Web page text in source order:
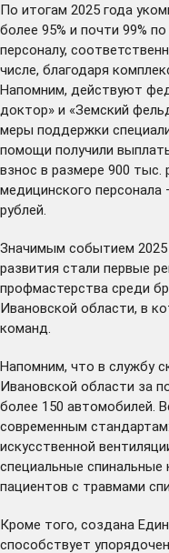
По итогам 2025 года
более 95% и почти 99%
персоналу,
числе, благодаря
Напомним, действуют
доктор» и «Земский
меры поддержки
помощи получили
взнос в размере 900 тыс.
медицинского
рублей.
Значимым событием 2025
развития стали первые
профмастерства среди
Ивановской области, в
команд.
Напомним, что в службу
Ивановской области за
более 150 автомобилей.
современным
искусственной
специальные спинальные
пациентов с травмами
Кроме того, создана
способствует